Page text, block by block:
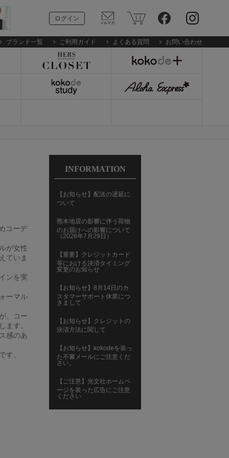
ログイン
ブランド一覧 ご利用ガイド よくある質問 お問い合わせ
コーデ
が女性
ていま
ンを実
ーマル
、コー
ます。
感のあ
す。
INFORMATION
【お知らせ】配送の遅延に
ついて
熊本地震の影響に伴う荷物
のお届けへの影響について
（2026年7月29日）
【重要】クレジットカード
等における決済タイミング
変更のお知らせ
【お知らせ】8月14日のカ
スタマーサポート休業につ
きまして
【お知らせ】クレジットの
決済方法に関して
【お知らせ】kokodeを装っ
た不審メールにご注意くだ
さい。
【ご注意】光文社ホームペ
ージを装った広告にご注意
ください